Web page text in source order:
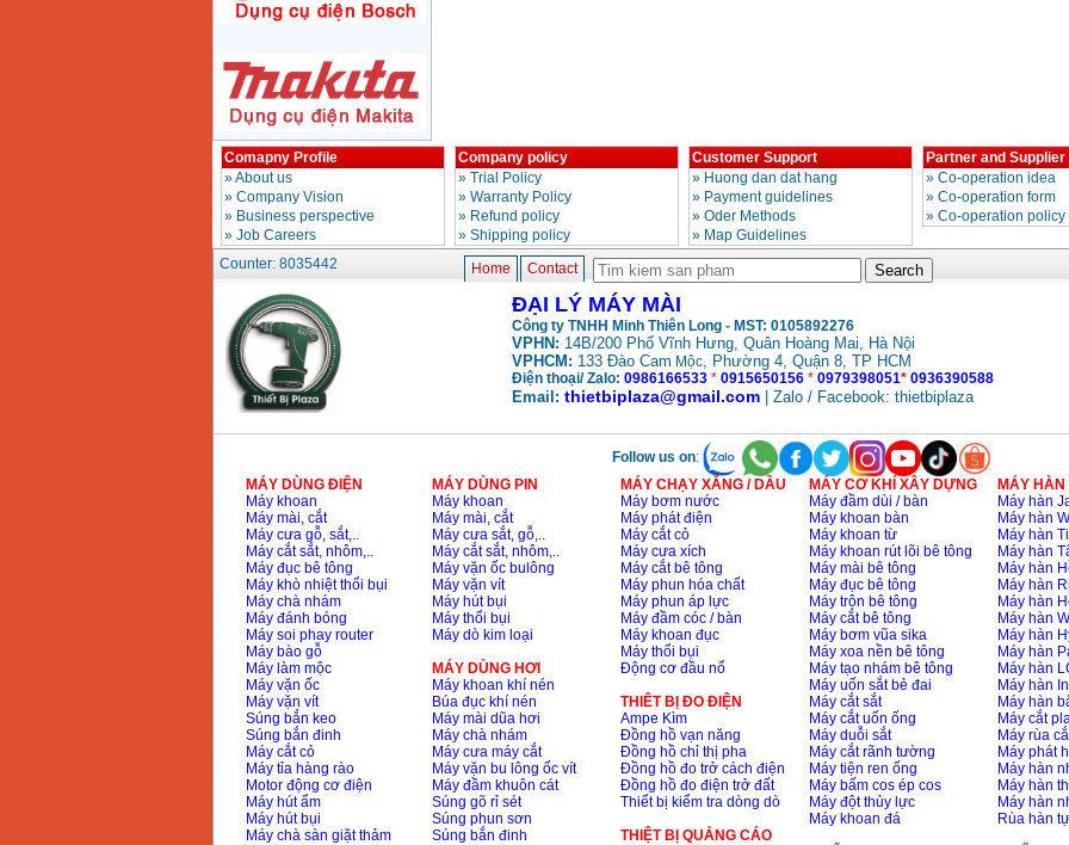
GA4040 ( 100mm)
Price:2043000VND
May mai hai da
150mm Bosch GBG
Price:2759000
May mai cat da nang
Makita TM3000C
(320W)
Price
May mai FEG-911A
(100mm)
Price:760000
Price :6000000
May mai 2 da Hong
ky MB1/2HP (0.5HP)
Price:2250000VND
Comapny Profile
»About us
» Company Vision
» Business perspective
» Job Careers
Company policy
» Trial Policy
» Warranty Policy
» Refund policy
» Shipping policy
Customer Support
» Huong dan dat hang
» Payment guidelines
» Oder Methods
» Map Guidelines
Partner and Supplier
» Co-operation idea
» Co-operation form
» Co-operation policy
Counter: 8035442 Home Contact
ĐẠI LÝ MÁY MÀI
Công ty TNHH Minh Thiên Long - MST: 0105892276
VPHN: 14B/200 Phố Vĩnh Hưng, Quân Hoàng Mai, Hà Nội
VPHCM: 133 Đào Cam Mộc, Phường 4, Quận 8, TP HCM
Điện thoại/ Zalo: 0986166533 * 0915650156* 0979398051* 0936390588
Email: thietbiplaza@gmail.com| Zalo / Facebook: thietbiplaza
Follow us on:
MÁY DÙNG ĐIỆN
Máy khoan
Máy mài, cắt
Máy cưa gỗ, sắt,..
Máy cắt sắt, nhôm,..
Máy đục bê tông
Máy khò nhiệt thổi bụi
Máy chà nhám
Máy đánh bóng
Máy soi phay router
Máy bào gỗ
Máy làm mộc
Máy vặn ốc
Máy vặn vít
Súng bắn keo
Súng bắn đinh
Máy cắt cỏ
Máy tỉa hàng rào
Motor động cơ điện
Máy hút ẩm
Máy hút bụi
Máy chà sàn giặt thảm
MÁY DÙNG PIN
Máy khoan
Máy mài, cắt
Máy cưa sắt, gỗ,..
Máy cắt sắt, nhôm,..
Máy vặn ốc bulông
Máy vặn vít
Máy hút bụi
Máy thổi bụi
Máy dò kim loại
MÁY DÙNG HƠI
Máy khoan khí nén
Búa đục khí nén
Máy mài dũa hơi
Máy chà nhám
Máy cưa máy cắt
Máy vặn bu lông ốc vít
Máy đầm khuôn cát
Súng gõ rỉ sét
Súng phun sơn
Súng bắn đinh
MÁY CHẠY XĂNG / DẦU
Máy bơm nước
Máy phát điện
Máy cắt cỏ
Máy cưa xích
Máy cắt bê tông
Máy phun hóa chất
Máy phun áp lực
Máy đầm cóc / bàn
Máy khoan đục
Máy thổi bụi
Động cơ đầu nổ
THIÊT BỊ ĐO ĐIỆN
Ampe Kìm
Đồng hồ vạn năng
Đồng hồ chỉ thị pha
Đồng hồ đo trở cách điện
Đồng hồ đo điện trở đất
Thiết bị kiểm tra dòng dò
THIỆT BỊ QUẢNG CÁO
MÁY CƠ KHÍ XÂY DỰNG
Máy đầm dùi / bàn
Máy khoan bàn
Máy khoan từ
Máy khoan rút lõi bê tông
Máy mài bê tông
Máy đục bê tông
Máy trộn bê tông
Máy cắt bê tông
Máy bơm vũa sika
Máy xoa nền bê tông
Máy tạo nhám bê tông
Máy uốn sắt bẻ đai
Máy cắt sắt
Máy cắt uốn ống
Máy duỗi sắt
Máy cắt rãnh tường
Máy tiện ren ống
Máy bấm cos ép cos
Máy đột thủy lực
Máy khoan đá
MÁY HÀN
Máy hàn
Máy hàn
Máy hàn
Máy hàn
Máy hàn
Máy hàn
Máy hàn
Máy hàn
Máy hàn
Máy hàn
Máy hàn
Máy hàn
Máy hàn
Máy cắt
Máy rùa
Máy phát
Máy hàn
Máy hàn
Máy hàn
Rùa hàn